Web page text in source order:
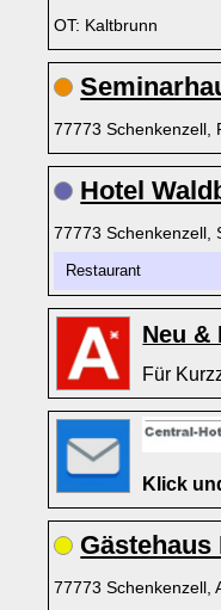
OT: Kaltbrunn
77773 Schenkenzell,
Hotel
77773 Schenkenzell,
Restaurant
Neu &
Für
Klick
Gästehaus
77773 Schenkenzell,